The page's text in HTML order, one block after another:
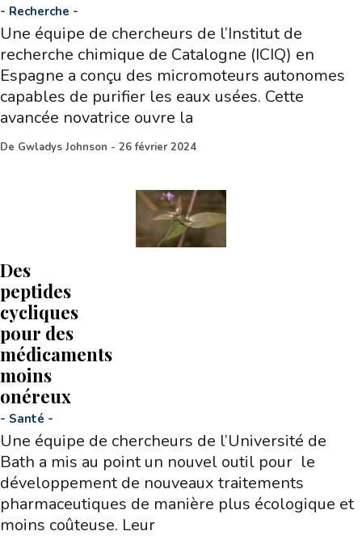
- Recherche -
Une équipe de chercheurs de l’Institut de
recherche chimique de Catalogne (ICIQ) en
Espagne a conçu des micromoteurs autonomes
capables de purifier les eaux usées. Cette
avancée novatrice ouvre la
De Gwladys Johnson - 26 février 2024
Des
peptides
cycliques
pour des
médicaments
moins
onéreux
- Santé -
Une équipe de chercheurs de l’Université de
Bath a mis au point un nouvel outil pour le
développement de nouveaux traitements
pharmaceutiques de manière plus écologique et
moins coûteuse. Leur